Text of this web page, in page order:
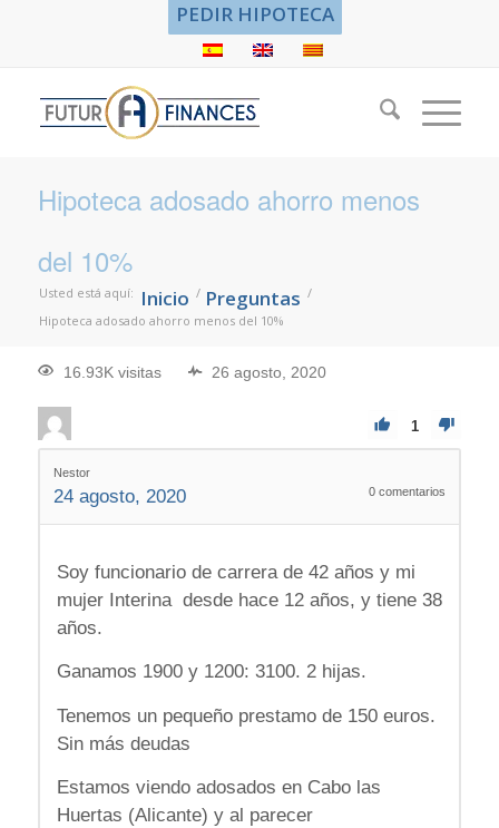
PEDIR HIPOTECA
Hipoteca adosado ahorro menos
del 10%
Usted está aquí: Inicio / Preguntas /
Hipoteca adosado ahorro menos del 10%
16.93K visitas 26 agosto, 2020
1
Nestor
24 agosto, 2020 0 comentarios
Soy funcionario de carrera de 42 años y mi
mujer Interina desde hace 12 años, y tiene 38
años.
Ganamos 1900 y 1200: 3100. 2 hijas.
Tenemos un pequeño prestamo de 150 euros.
Sin más deudas
Estamos viendo adosados en Cabo las
Huertas (Alicante) y al parecer